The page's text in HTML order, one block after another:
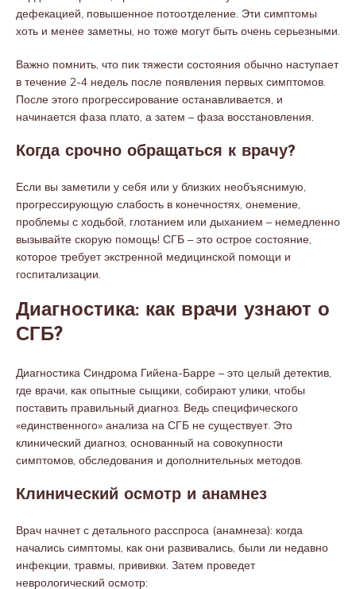
дефекацией, повышенное потоотделение. Эти симптомы
хоть и менее заметны, но тоже могут быть очень серьезными.
Важно помнить, что пик тяжести состояния обычно наступает
в течение 2-4 недель после появления первых симптомов.
После этого прогрессирование останавливается, и
начинается фаза плато, а затем – фаза восстановления.
Когда срочно обращаться к врачу?
Если вы заметили у себя или у близких необъяснимую,
прогрессирующую слабость в конечностях, онемение,
проблемы с ходьбой, глотанием или дыханием – немедленно
вызывайте скорую помощь! СГБ – это острое состояние,
которое требует экстренной медицинской помощи и
госпитализации.
Диагностика: как врачи узнают о
СГБ?
Диагностика Синдрома Гийена-Барре – это целый детектив,
где врачи, как опытные сыщики, собирают улики, чтобы
поставить правильный диагноз. Ведь специфического
«единственного» анализа на СГБ не существует. Это
клинический диагноз, основанный на совокупности
симптомов, обследования и дополнительных методов.
Клинический осмотр и анамнез
Врач начнет с детального расспроса (анамнеза): когда
начались симптомы, как они развивались, были ли недавно
инфекции, травмы, прививки. Затем проведет
неврологический осмотр: